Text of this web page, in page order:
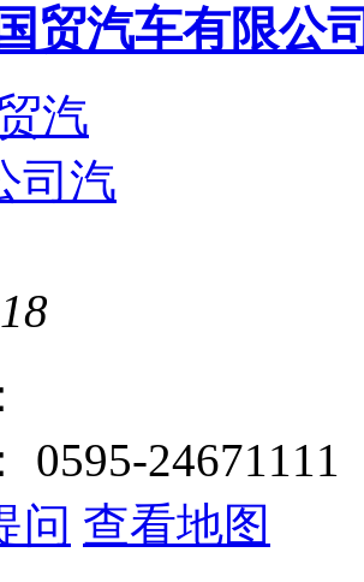
贸汽车有限公
0595-24671111
问 查看地图